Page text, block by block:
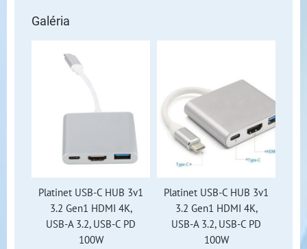
Galéria
Platinet USB-C HUB 3v1
3.2 Gen1 HDMI 4K,
USB-A 3.2, USB-C PD
100W
Platinet USB-C HUB 3v1
3.2 Gen1 HDMI 4K,
USB-A 3.2, USB-C PD
100W